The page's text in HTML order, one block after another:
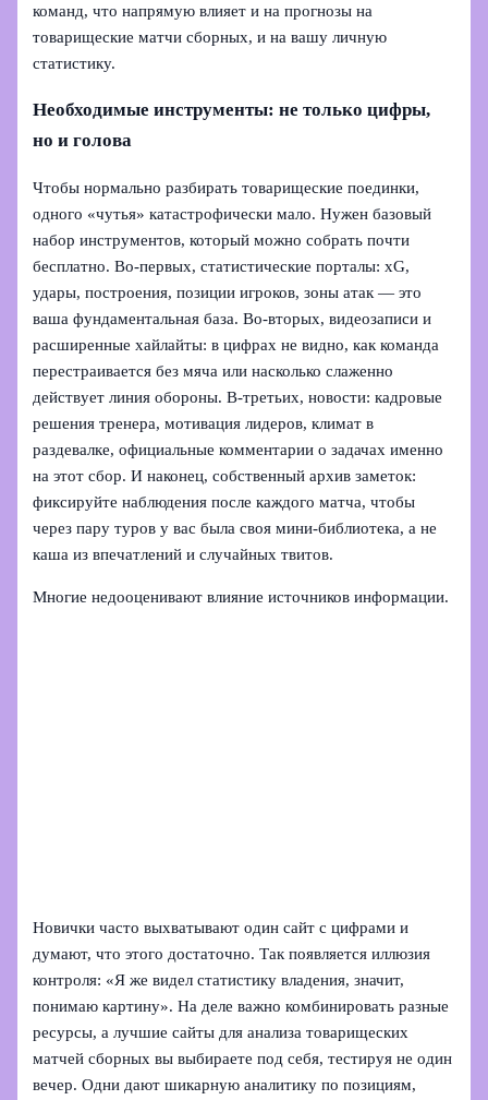
команд, что напрямую влияет и на прогнозы на
товарищеские матчи сборных, и на вашу личную
статистику.
Необходимые инструменты: не только цифры,
но и голова
Чтобы нормально разбирать товарищеские поединки,
одного «чутья» катастрофически мало. Нужен базовый
набор инструментов, который можно собрать почти
бесплатно. Во‑первых, статистические порталы: xG,
удары, построения, позиции игроков, зоны атак — это
ваша фундаментальная база. Во‑вторых, видеозаписи и
расширенные хайлайты: в цифрах не видно, как команда
перестраивается без мяча или насколько слаженно
действует линия обороны. В‑третьих, новости: кадровые
решения тренера, мотивация лидеров, климат в
раздевалке, официальные комментарии о задачах именно
на этот сбор. И наконец, собственный архив заметок:
фиксируйте наблюдения после каждого матча, чтобы
через пару туров у вас была своя мини‑библиотека, а не
каша из впечатлений и случайных твитов.
Многие недооценивают влияние источников информации.
Новички часто выхватывают один сайт с цифрами и
думают, что этого достаточно. Так появляется иллюзия
контроля: «Я же видел статистику владения, значит,
понимаю картину». На деле важно комбинировать разные
ресурсы, а лучшие сайты для анализа товарищеских
матчей сборных вы выбираете под себя, тестируя не один
вечер. Одни дают шикарную аналитику по позициям,